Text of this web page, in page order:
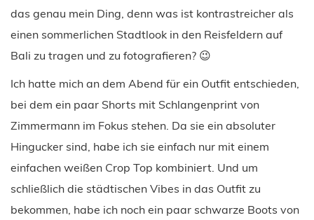
das genau mein Ding, denn was ist kontrastreicher als
einen sommerlichen Stadtlook in den Reisfeldern auf
Bali zu tragen und zu fotografieren? 😉
Ich hatte mich an dem Abend für ein Outfit entschieden,
bei dem ein paar Shorts mit Schlangenprint von
Zimmermann im Fokus stehen. Da sie ein absoluter
Hingucker sind, habe ich sie einfach nur mit einem
einfachen weißen Crop Top kombiniert. Und um
schließlich die städtischen Vibes in das Outfit zu
bekommen, habe ich noch ein paar schwarze Boots von